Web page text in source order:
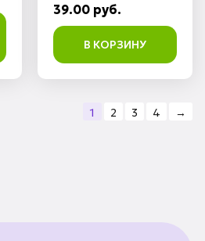
39.00 руб.
В КОРЗИНУ
1 2 3 4 →